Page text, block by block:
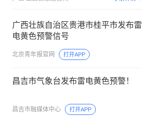
广西壮族自治区贵港市桂平市发布雷
电黄色预警信号
北京青年报官网 打开APP
昌吉市气象台发布雷电黄色预警！
昌吉市融媒体中心 打开APP